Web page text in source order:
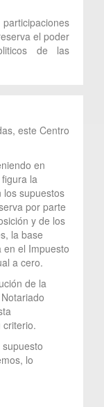
el poder
de las
este Centro
en
la
los supuestos
por parte
y de los
la base
en el Impuesto
a cero.
de la
criterio.
lo